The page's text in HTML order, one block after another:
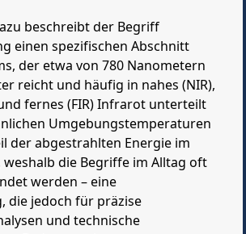
beschreibt der Begriff
einen spezifischen Abschnitt
der etwa von 780 Nanometern
reicht und häufig in nahes (NIR),
fernes (FIR) Infrarot unterteilt
Umgebungstemperaturen
der abgestrahlten Energie im
die Begriffe im Alltag oft
werden – eine
die jedoch für präzise
und technische